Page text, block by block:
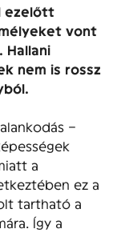
ezelőtt
vont
Hallani
nem is rossz
–
a
ez a
tartható a
Így a